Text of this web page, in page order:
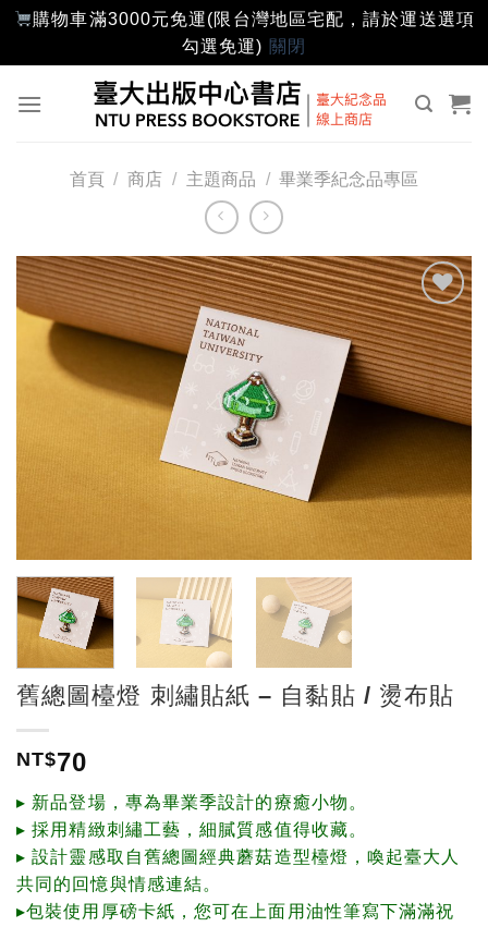
購物車滿3000元免運(限台灣地區宅配，請於運送選項
勾選免運) 關閉
首頁 / 商店 / 主題商品 / 畢業季紀念品專區
加入
「願
望輕
單」
舊總圖檯燈 刺繡貼紙 – 自黏貼 / 燙布貼
NT$70
▸ 新品登場，專為畢業季設計的療癒小物。
▸ 採用精緻刺繡工藝，細膩質感值得收藏。
▸ 設計靈感取自舊總圖經典蘑菇造型檯燈，喚起臺大人
共同的回憶與情感連結。
▸包裝使用厚磅卡紙，您可在上面用油性筆寫下滿滿祝